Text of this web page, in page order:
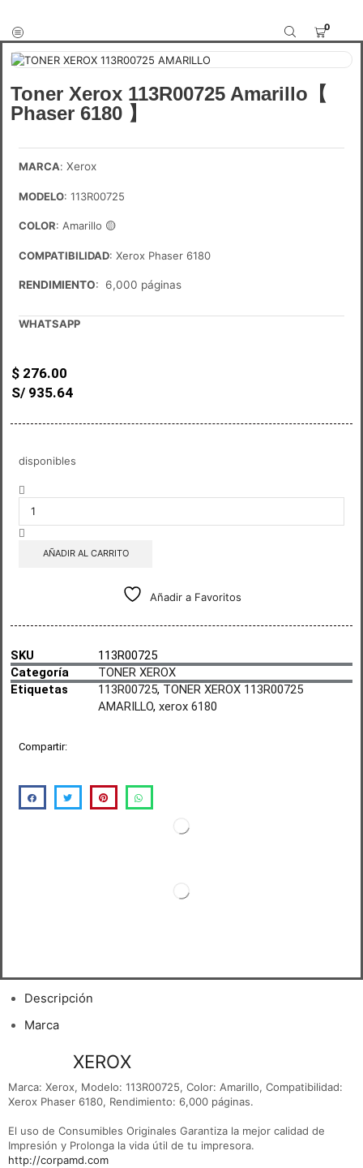
0
Toner Xerox 113R00725 Amarillo【
Phaser 6180 】
MARCA: Xerox
MODELO: 113R00725
COLOR: Amarillo 🟡
COMPATIBILIDAD: Xerox Phaser 6180
RENDIMIENTO: 6,000 páginas
WHATSAPP
$ 276.00
S/ 935.64
disponibles
AÑADIR AL CARRITO
Añadir a Favoritos
SKU
113R00725
Categoría
TONER XEROX
Etiquetas
113R00725, TONER XEROX 113R00725
AMARILLO, xerox 6180
Compartir:
Descripción
Marca
XEROX
Marca: Xerox, Modelo: 113R00725, Color: Amarillo, Compatibilidad:
Xerox Phaser 6180, Rendimiento: 6,000 páginas.
El uso de Consumibles Originales Garantiza la mejor calidad de
Impresión y Prolonga la vida útil de tu impresora.
http://corpamd.com